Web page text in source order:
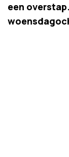
een